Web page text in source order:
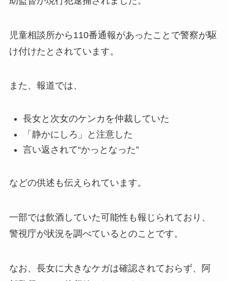
児童相談所から110番通報があったことで警察が駆
け付けたとされています。
また、報道では、
長女と次女のケンカを仲裁していた
「静かにしろ」と注意した
言い返されて“かっとなった”
などの供述も伝えられています。
一部では飲酒していた可能性も報じられており、
警視庁が状況を調べているとのことです。
なお、長女に大きなケガは確認されておらず、阿